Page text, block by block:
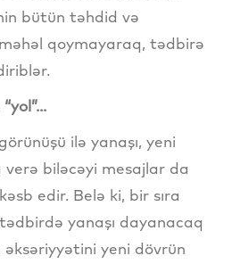
bütün təhdid və
qoymayaraq, tədbirə
ilə yanaşı, yeni
biləcəyi mesajlar da
edir. Belə ki, bir sıra
yanaşı dayanacaq
əksəriyyətini yeni dövrün